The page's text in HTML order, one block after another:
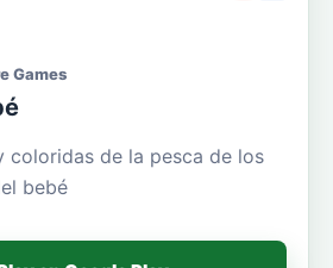
Games
coloridas de la pesca de los
bebé